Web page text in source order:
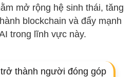
mở rộng hệ sinh thái, tăng
blockchain và đẩy mạnh
trong lĩnh vực này.
thành người đóng góp